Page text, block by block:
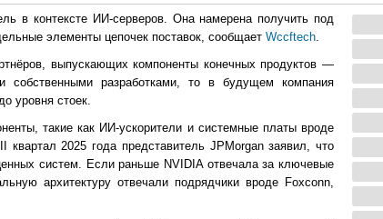
в контексте ИИ-серверов. Она намерена получить под
элементы цепочек поставок, сообщает Wccftech
выпускающих компоненты конечных продуктов —
разработками, то в будущем компания
уровня стоек.
такие как ИИ-ускорители и системные платы вроде
2025 года представитель JPMorgan заявил, что
систем. Если раньше NVIDIA отвечала за ключевые
архитектуру отвечали подрядчики вроде Foxconn,